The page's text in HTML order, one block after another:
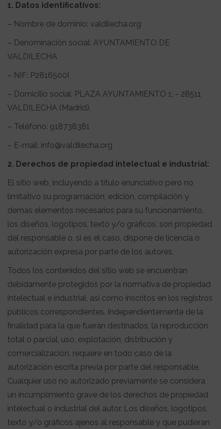
1. Datos identificativos:
– Nombre de dominio: valdilecha.org
– Denominación social: AYUNTAMIENTO DE
VALDILECHA
– NIF: P2816500I
– Domicilio social: PLAZA AYUNTAMIENTO 1, - 28511
VALDILECHA (Madrid).
– Teléfono: 918738381
– E-mail: info@valdilecha.org
2. Derechos de propiedad intelectual e industrial:
El sitio web, incluyendo a título enunciativo pero no
limitativo su programación, edición, compilación y
demás elementos necesarios para su funcionamiento,
los diseños, logotipos, texto y/o gráficos, son propiedad
del responsable o, si es el caso, dispone de licencia o
autorización expresa por parte de los autores.
Todos los contenidos del sitio web se encuentran
debidamente protegidos por la normativa de propiedad
intelectual e industrial, así como inscritos en los registros
públicos correspondientes. Independientemente de la
finalidad para la que fueran destinados, la reproducción
total o parcial, uso, explotación, distribución y
comercialización, requiere en todo caso de la
autorización escrita previa por parte del responsable.
Cualquier uso no autorizado previamente se considera
un incumplimiento grave de los derechos de propiedad
intelectual o industrial del autor. Los diseños, logotipos,
texto y/o gráficos ajenos al responsable y que pudieran